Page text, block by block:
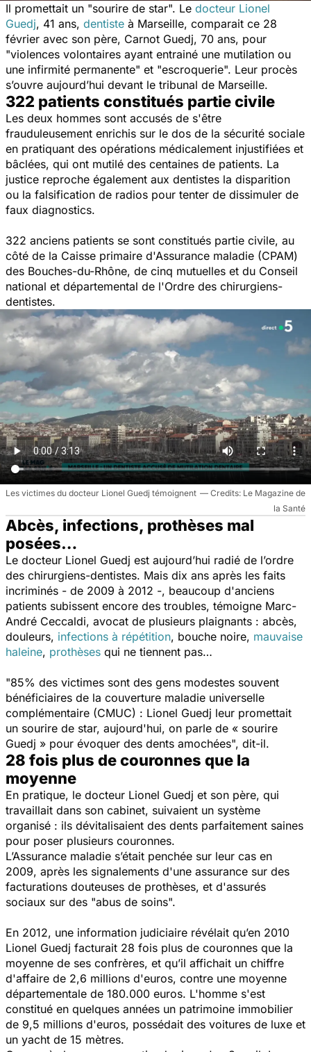
Il promettait un "sourire de star". Le docteur Lionel
Guedj, 41 ans, dentiste à Marseille, comparait ce 28
février avec son père, Carnot Guedj, 70 ans, pour
"violences volontaires ayant entrainé une mutilation ou
une infirmité permanente" et "escroquerie". Leur procès
s’ouvre aujourd’hui devant le tribunal de Marseille.
322 patients constitués partie civile
Les deux hommes sont accusés de s'être
frauduleusement enrichis sur le dos de la sécurité sociale
en pratiquant des opérations médicalement injustifiées et
bâclées, qui ont mutilé des centaines de patients. La
justice reproche également aux dentistes la disparition
ou la falsification de radios pour tenter de dissimuler de
faux diagnostics.
322 anciens patients se sont constitués partie civile, au
côté de la Caisse primaire d'Assurance maladie (CPAM)
des Bouches-du-Rhône, de cinq mutuelles et du Conseil
national et départemental de l'Ordre des chirurgiens-
dentistes.
Les victimes du docteur Lionel Guedj témoignent
Le Magazine de
la Santé
Abcès, infections, prothèses mal
posées…
Le docteur Lionel Guedj est aujourd’hui radié de l’ordre
des chirurgiens-dentistes. Mais dix ans après les faits
incriminés - de 2009 à 2012 -, beaucoup d'anciens
patients subissent encore des troubles, témoigne Marc-
André Ceccaldi, avocat de plusieurs plaignants : abcès,
douleurs, infections à répétition, bouche noire, mauvaise
haleine, prothèses qui ne tiennent pas…
"85% des victimes sont des gens modestes souvent
bénéficiaires de la couverture maladie universelle
complémentaire (CMUC) : Lionel Guedj leur promettait
un sourire de star, aujourd'hui, on parle de « sourire
Guedj » pour évoquer des dents amochées", dit-il.
28 fois plus de couronnes que la
moyenne
En pratique, le docteur Lionel Guedj et son père, qui
travaillait dans son cabinet, suivaient un système
organisé : ils dévitalisaient des dents parfaitement saines
pour poser plusieurs couronnes.
L’Assurance maladie s’était penchée sur leur cas en
2009, après les signalements d'une assurance sur des
facturations douteuses de prothèses, et d'assurés
sociaux sur des "abus de soins".
En 2012, une information judiciaire révélait qu’en 2010
Lionel Guedj facturait 28 fois plus de couronnes que la
moyenne de ses confrères, et qu’il affichait un chiffre
d'affaire de 2,6 millions d'euros, contre une moyenne
départementale de 180.000 euros. L'homme s'est
constitué en quelques années un patrimoine immobilier
de 9,5 millions d'euros, possédait des voitures de luxe et
un yacht de 15 mètres.